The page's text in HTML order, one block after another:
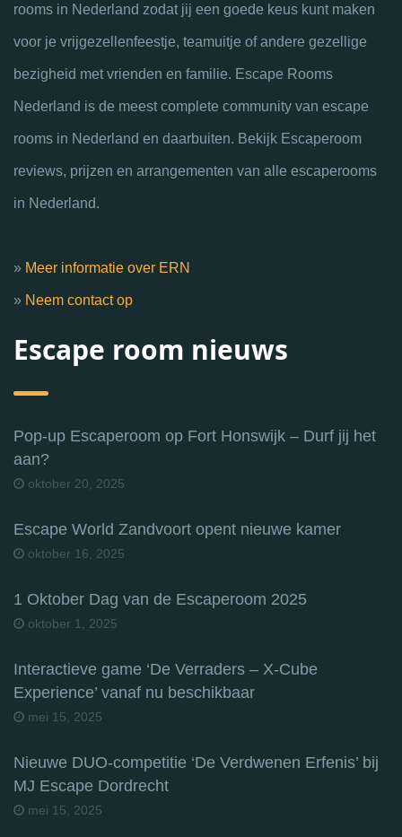
rooms in Nederland zodat jij een goede keus kunt maken
voor je vrijgezellenfeestje, teamuitje of andere gezellige
bezigheid met vrienden en familie. Escape Rooms
Nederland is de meest complete community van escape
rooms in Nederland en daarbuiten. Bekijk Escaperoom
reviews, prijzen en arrangementen van alle escaperooms
in Nederland.
» Meer informatie over ERN
» Neem contact op
Escape room nieuws
Pop-up Escaperoom op Fort Honswijk – Durf jij het
aan?
oktober 20, 2025
Escape World Zandvoort opent nieuwe kamer
oktober 16, 2025
1 Oktober Dag van de Escaperoom 2025
oktober 1, 2025
Interactieve game ‘De Verraders – X-Cube
Experience’ vanaf nu beschikbaar
mei 15, 2025
Nieuwe DUO-competitie ‘De Verdwenen Erfenis’ bij
MJ Escape Dordrecht
mei 15, 2025